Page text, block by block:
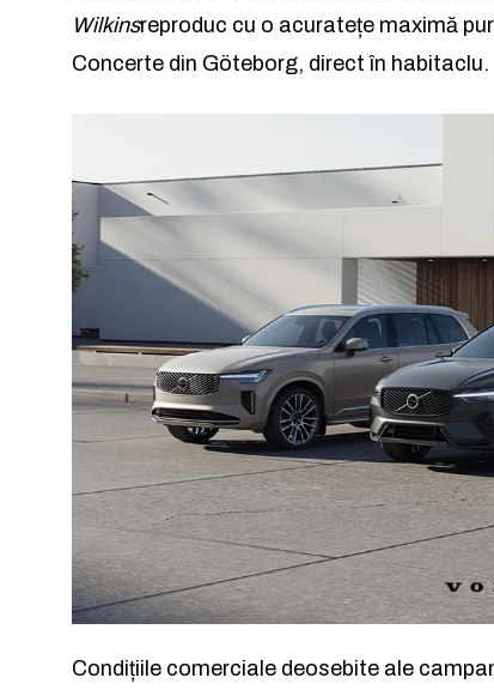
Wilkinsreproduc cu o acuratețe maximă
Concerte din Göteborg, direct în habitaclu.
Condițiile comerciale deosebite ale